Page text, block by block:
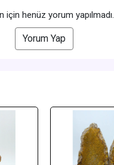
için henüz yorum yapılmadı.
Yorum Yap